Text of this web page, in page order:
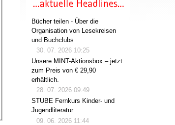
Bücher teilen - Über die
Organisation von Lesekreisen
und Buchclubs
30. 07. 2026 10:25
Unsere MINT-Aktionsbox – jetzt
zum Preis von € 29,90
erhältlich.
28. 07. 2026 09:49
STUBE Fernkurs Kinder- und
Jugendliteratur
09. 06. 2026 11:44